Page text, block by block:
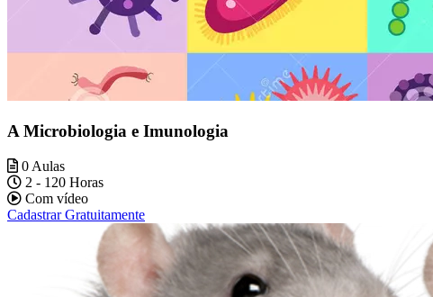
A Microbiologia e Imunologia
0 Aulas
2 - 120 Horas
Com vídeo
Cadastrar Gratuitamente